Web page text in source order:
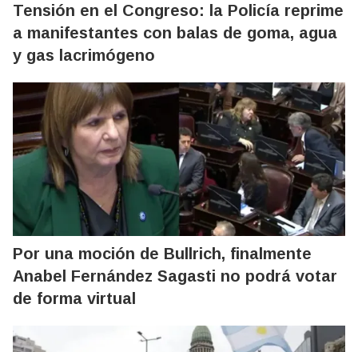
Tensión en el Congreso: la Policía reprime
a manifestantes con balas de goma, agua
y gas lacrimógeno
Por una moción de Bullrich, finalmente
Anabel Fernández Sagasti no podrá votar
de forma virtual